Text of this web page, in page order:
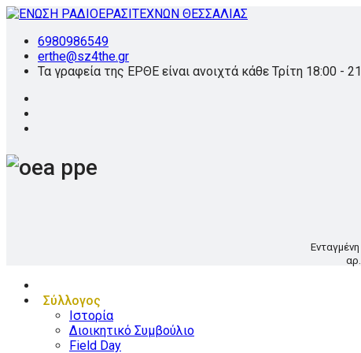
6980986549
erthe@sz4the.gr
Τα γραφεία της ΕΡΘΕ είναι ανοιχτά κάθε Τρίτη 18:00 -
Σύλλογος
Ιστορία
Διοικητικό Συμβούλιο
Field Day